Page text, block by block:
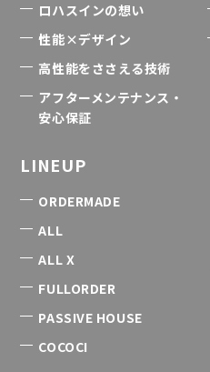
ロハスインの想い
性能×デザイン
高性能をささえる技術
アフターメンテナンス・
安心保証
LINEUP
ORDERMADE
ALL
ALL X
FULLORDER
PASSIVE HOUSE
COCOCI